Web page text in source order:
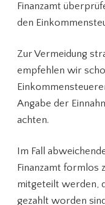
Finanzamt
den
Zur Vermeidung
empfehlen wir
Angabe der
achten.
Im Fall
Finanzamt formlos
mitgeteilt werden,
gezahlt worden